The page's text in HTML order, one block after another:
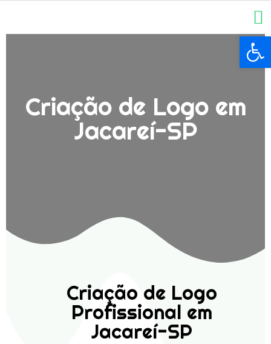
Criação de Logo em
Jacareí-SP
Criação de Logo
Profissional em
Jacareí-SP